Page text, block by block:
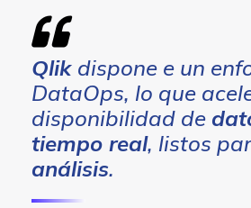
Qlik dispone e un
DataOps, lo que
disponibilidad de
tiempo real, listos
análisis.